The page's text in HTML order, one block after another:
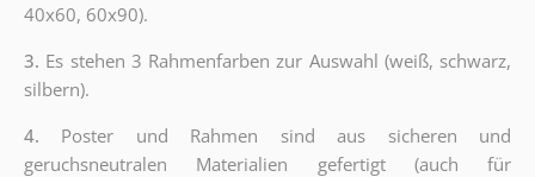
40x60, 60x90).
3. Es stehen 3 Rahmenfarben zur Auswahl (weiß, schwarz,
silbern).
4. Poster und Rahmen sind aus sicheren und
geruchsneutralen Materialien gefertigt (auch für